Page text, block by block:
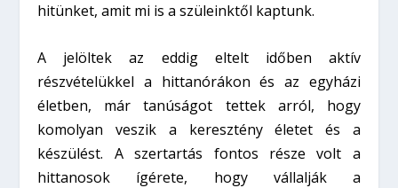
hitünket, amit mi is a szüleinktől kaptunk.
A jelöltek az eddig eltelt időben aktív
részvételükkel a hittanórákon és az egyházi
életben, már tanúságot tettek arról, hogy
komolyan veszik a keresztény életet és a
készülést. A szertartás fontos része volt a
hittanosok ígérete, hogy vállalják a